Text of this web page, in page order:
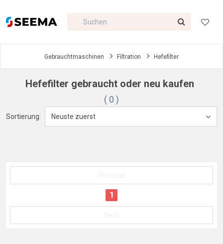
Gebrauchtmaschinen Filtration Hefefilter
Hefefilter gebraucht oder neu kaufen
( 0 )
Sortierung: Neuste zuerst
1